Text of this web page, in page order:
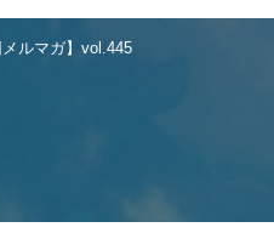
ルマガ】vol.445